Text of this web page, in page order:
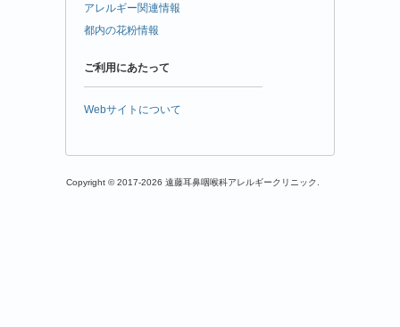
アレルギー関連情報
都内の花粉情報
ご利用にあたって
Webサイトについて
Copyright © 2017-2026 遠藤耳鼻咽喉科アレルギークリニック.